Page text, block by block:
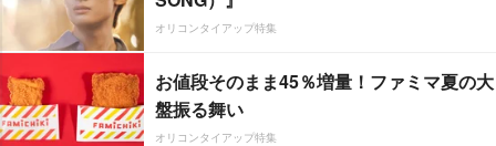
オリコンタイアップ特集
お値段そのまま45％増量！ファミマ夏の大
盤振る舞い
オリコンタイアップ特集